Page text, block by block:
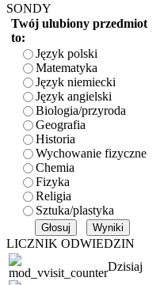
SONDY
Twój ulubiony przedmiot
to:
Język polski
Matematyka
Język niemiecki
Język angielski
Biologia/przyroda
Geografia
Historia
Wychowanie fizyczne
Chemia
Fizyka
Religia
Sztuka/plastyka
LICZNIK ODWIEDZIN
Dzisiaj